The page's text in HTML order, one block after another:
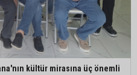
kültür mirasına üç önemli